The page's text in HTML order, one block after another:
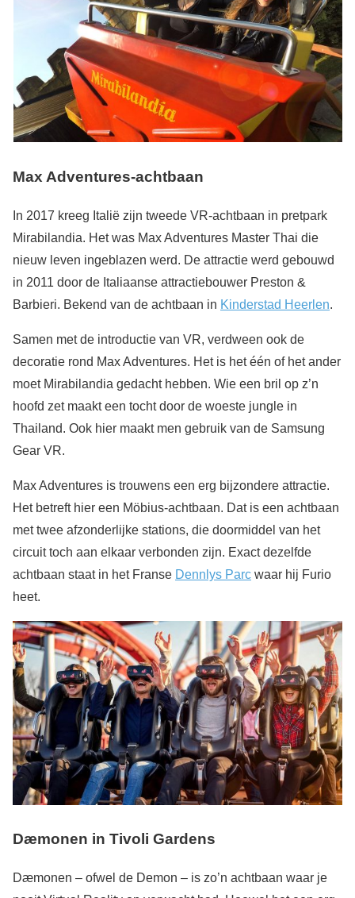
Max Adventures-achtbaan
In 2017 kreeg Italië zijn tweede VR-achtbaan in pretpark
Mirabilandia. Het was Max Adventures Master Thai die
nieuw leven ingeblazen werd. De attractie werd gebouwd
in 2011 door de Italiaanse attractiebouwer Preston &
Barbieri. Bekend van de achtbaan in Kinderstad Heerlen.
Samen met de introductie van VR, verdween ook de
decoratie rond Max Adventures. Het is het één of het ander
moet Mirabilandia gedacht hebben. Wie een bril op z’n
hoofd zet maakt een tocht door de woeste jungle in
Thailand. Ook hier maakt men gebruik van de Samsung
Gear VR.
Max Adventures is trouwens een erg bijzondere attractie.
Het betreft hier een Möbius-achtbaan. Dat is een achtbaan
met twee afzonderlijke stations, die doormiddel van het
circuit toch aan elkaar verbonden zijn. Exact dezelfde
achtbaan staat in het Franse Dennlys Parc waar hij Furio
heet.
Dæmonen in Tivoli Gardens
Dæmonen – ofwel de Demon – is zo’n achtbaan waar je